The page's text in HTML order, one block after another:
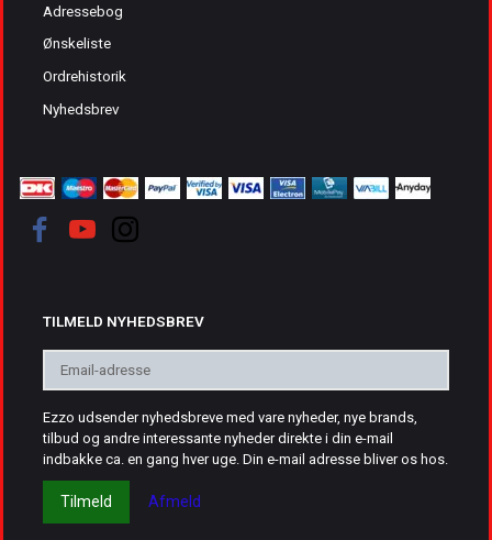
Adressebog
Ønskeliste
Ordrehistorik
Nyhedsbrev
TILMELD NYHEDSBREV
adresse
Ezzo udsender nyhedsbreve med vare nyheder, nye brands,
tilbud og andre interessante nyheder direkte i din e-mail
indbakke ca. en gang hver uge. Din e-mail adresse bliver os hos.
Tilmeld Afmeld